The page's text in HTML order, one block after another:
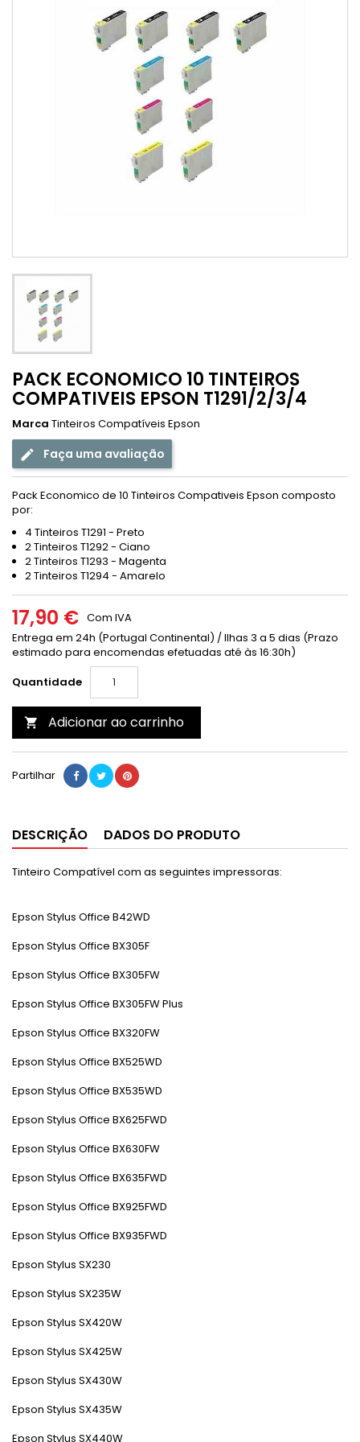
PACK ECONOMICO 10 TINTEIROS
COMPATIVEIS EPSON T1291/2/3/4
Marca Tinteiros Compatíveis Epson
Faça uma avaliação
Pack Economico de 10 Tinteiros Compativeis Epson composto
por:
4 Tinteiros T1291 - Preto
2 Tinteiros T1292 - Ciano
2 Tinteiros T1293 - Magenta
2 Tinteiros T1294 - Amarelo
17,90 € Com IVA
Entrega em 24h (Portugal Continental) / Ilhas 3 a 5 dias (Prazo
estimado para encomendas efetuadas até às 16:30h)
Quantidade
 Adicionar ao carrinho
Partilhar
DESCRIÇÃO DADOS DO PRODUTO
Tinteiro Compatível com as seguintes impressoras:
Epson Stylus Office B42WD
Epson Stylus Office BX305F
Epson Stylus Office BX305FW
Epson Stylus Office BX305FW Plus
Epson Stylus Office BX320FW
Epson Stylus Office BX525WD
Epson Stylus Office BX535WD
Epson Stylus Office BX625FWD
Epson Stylus Office BX630FW
Epson Stylus Office BX635FWD
Epson Stylus Office BX925FWD
Epson Stylus Office BX935FWD
Epson Stylus SX230
Epson Stylus SX235W
Epson Stylus SX420W
Epson Stylus SX425W
Epson Stylus SX430W
Epson Stylus SX435W
Epson Stylus SX440W